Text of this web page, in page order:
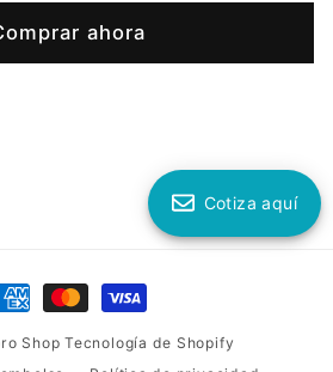
ahora
Cotiza aquí
Shop Tecnología de Shopify